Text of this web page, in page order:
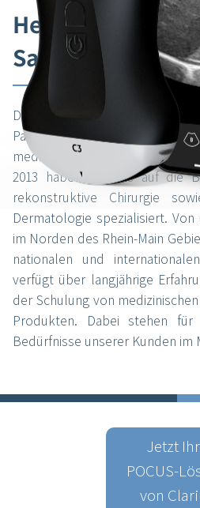
Herzlich
SaleoMed!
Die SaleoMed
Partner in Sachen
medizinischer und
2013 haben wir uns auf die
rekonstruktive Chirurgie
Dermatologie spezialisiert.
im Norden des Rhein-Main
nationalen und
verfügt über langjährige
der Schulung von
Produkten. Dabei stehen
Bedürfnisse unserer Kunden
Jetzt
POCUS-
von